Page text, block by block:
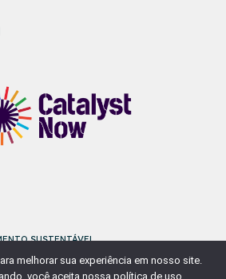
SUSTENTÁVEL
melhorar sua experiência em nosso site.
você aceita nossa política de uso.